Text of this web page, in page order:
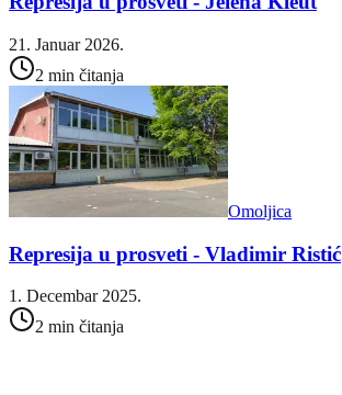
21. Januar 2026.
2 min čitanja
Omoljica
Represija u prosveti - Vladimir Ristić
1. Decembar 2025.
2 min čitanja